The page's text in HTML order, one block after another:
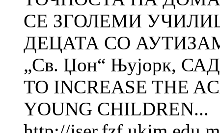
СЕ ЗГОЛЕМИ
ДЕЦАТА СО АУТИЗАМ
„Св. Џон“ Њујорк,
TO INCREASE THE
YOUNG CHILDREN...